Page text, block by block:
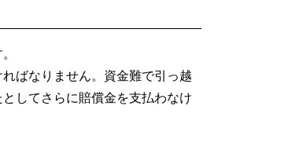
ばなりません。資金難で引っ越
してさらに賠償金を支払わなけ